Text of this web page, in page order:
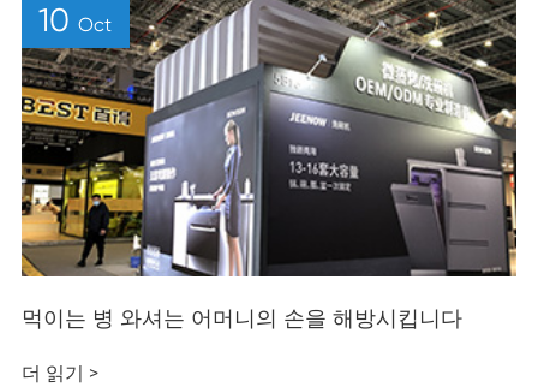
10Oct
먹이는 병 와셔는 어머니의 손을 해방시킵니다
더 읽기 >